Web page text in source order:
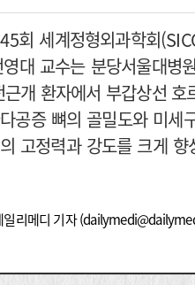
회 세계정형외과학회
대 교수는 분당서울대병
개 환자에서 부갑상선
공증 뼈의 골밀도와 미세
고정력과 강도를 크게 향
일리메디 기자 (